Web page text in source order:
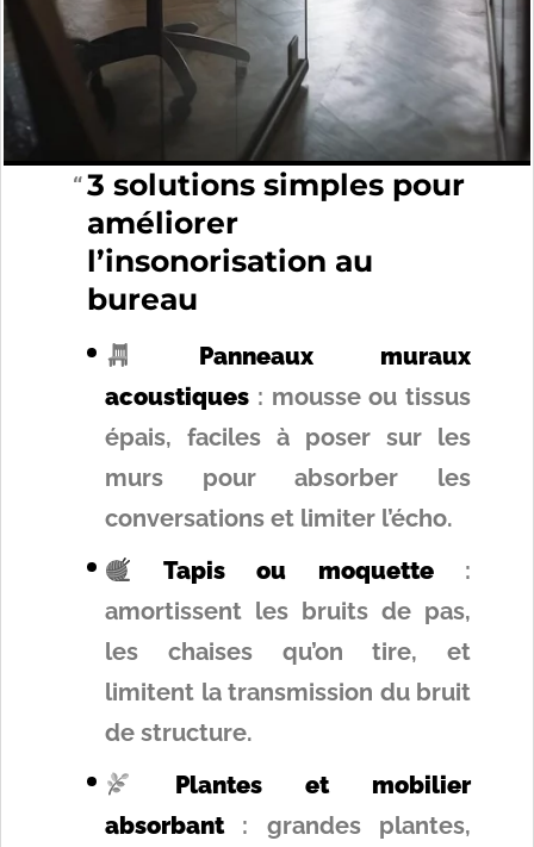
3 solutions simples pour
améliorer
l’insonorisation au
bureau
Panneaux muraux
acoustiques : mousse ou tissus
épais, faciles à poser sur les
murs pour absorber les
conversations et limiter l’écho.
Tapis ou moquette:
amortissent les bruits de pas,
les chaises qu’on tire, et
limitent la transmission du bruit
de structure.
Plantes et mobilier
absorbant: grandes plantes,